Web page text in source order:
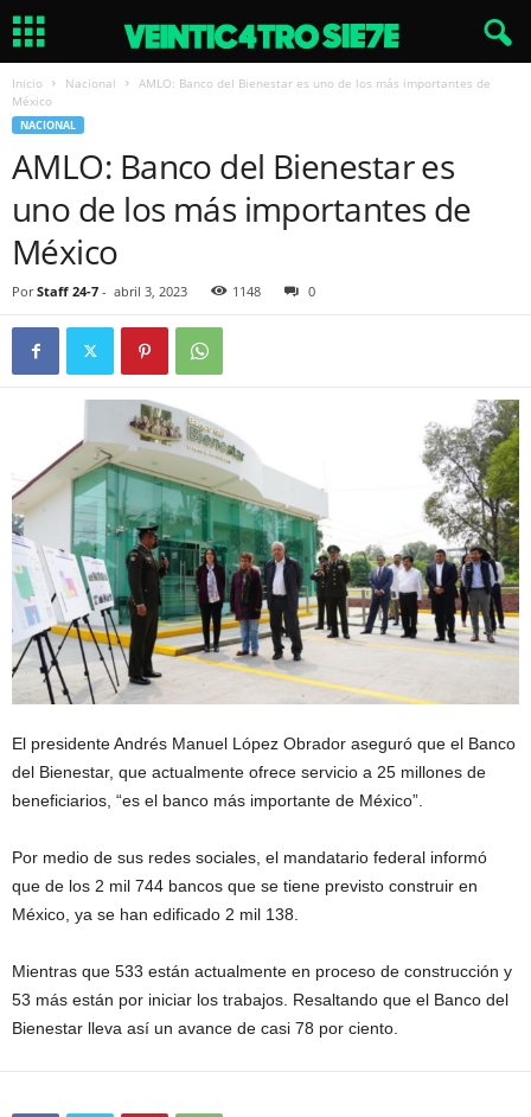
Inicio Nacional
AMLO: Banco del Bienestar es uno de los más importantes de
México
NACIONAL
AMLO: Banco del Bienestar es
uno de los más importantes de
México
Por Staff 24-7 - abril 3, 2023 1148 0
El presidente Andrés Manuel López Obrador aseguró que el Banco
del Bienestar, que actualmente ofrece servicio a 25 millones de
beneficiarios, “es el banco más importante de México”.
Por medio de sus redes sociales, el mandatario federal informó
que de los 2 mil 744 bancos que se tiene previsto construir en
México, ya se han edificado 2 mil 138.
Mientras que 533 están actualmente en proceso de construcción y
53 más están por iniciar los trabajos. Resaltando que el Banco del
Bienestar lleva así un avance de casi 78 por ciento.